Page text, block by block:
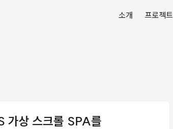
소개 프로젝트
상 스크롤 SPA를